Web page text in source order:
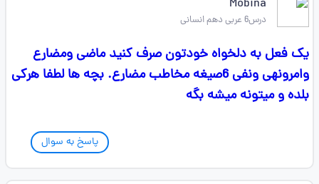
Mobina
درس6 عربی دهم انسانی
یک فعل به دلخواه خودتون صرف کنید ماضی ومضارع
وامرونهی ونفی 6صیغه مخاطب مضارع. بچه ها لطفا هرکی
بلده و میتونه میشه بگه
پاسخ به سوال